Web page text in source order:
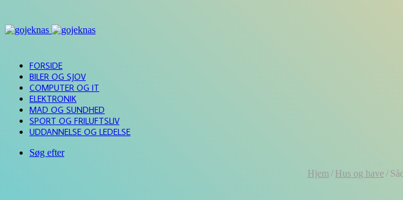
FORSIDE
BILER OG SJOV
COMPUTER OG IT
ELEKTRONIK
MAD OG SUNDHED
SPORT OG FRILUFTSLIV
UDDANNELSE OG LEDELSE
Søg efter
Hjem / Hus og have/